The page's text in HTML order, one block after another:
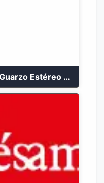
Guarzo Estéreo 24/7